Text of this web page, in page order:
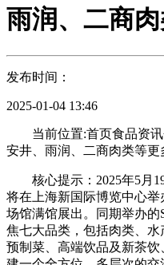
雨润、二商
发布时间：
2025-01-04 13:46
当前位置:首页食品资讯
安井、雨润、二商肉类等
核心提示：2025年5月19
将在上海新国际博览中心
场馆满馆展出。同期举办
焦七大品类，包括肉类、水
预制菜、高端饮品及新茶